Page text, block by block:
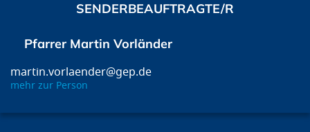
SENDERBEAUFTRAGTE/R
Pfarrer Martin Vorländer
martin.vorlaender@gep.de
mehr zur Person